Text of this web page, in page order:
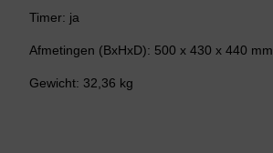
Timer: ja
Afmetingen (BxHxD): 500 x 430 x 440 mm
Gewicht: 32,36 kg